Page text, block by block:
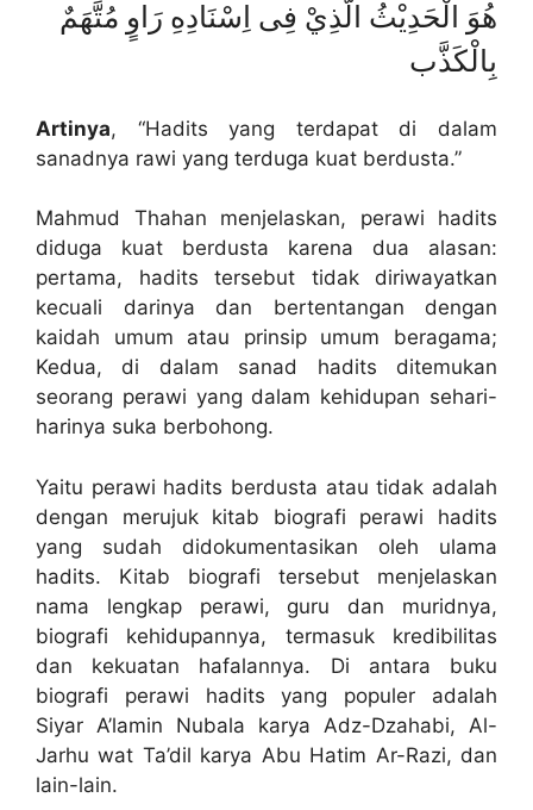
هُوَ الْحَدِيْثُ الَّذِيْ فِى اِسْنَادِهِ رَاوٍ مُتَّهَمٌ
بِالْكَذَّب
Artinya, “Hadits yang terdapat di dalam
sanadnya rawi yang terduga kuat berdusta.”
Mahmud Thahan menjelaskan, perawi hadits
diduga kuat berdusta karena dua alasan:
pertama, hadits tersebut tidak diriwayatkan
kecuali darinya dan bertentangan dengan
kaidah umum atau prinsip umum beragama;
Kedua, di dalam sanad hadits ditemukan
seorang perawi yang dalam kehidupan sehari-
harinya suka berbohong.
Yaitu perawi hadits berdusta atau tidak adalah
dengan merujuk kitab biografi perawi hadits
yang sudah didokumentasikan oleh ulama
hadits. Kitab biografi tersebut menjelaskan
nama lengkap perawi, guru dan muridnya,
biografi kehidupannya, termasuk kredibilitas
dan kekuatan hafalannya. Di antara buku
biografi perawi hadits yang populer adalah
Siyar A’lamin Nubala karya Adz-Dzahabi, Al-
Jarhu wat Ta’dil karya Abu Hatim Ar-Razi, dan
lain-lain.